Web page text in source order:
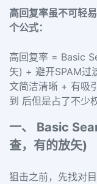
高回复率虽不可轻
个公式：
高回复率 = Basic
矢) + 避开SPAM过
文简洁清晰 + 有吸
到 后但是占了不少
一、 Basic
查，有的放矢)
狙击之前，先找对